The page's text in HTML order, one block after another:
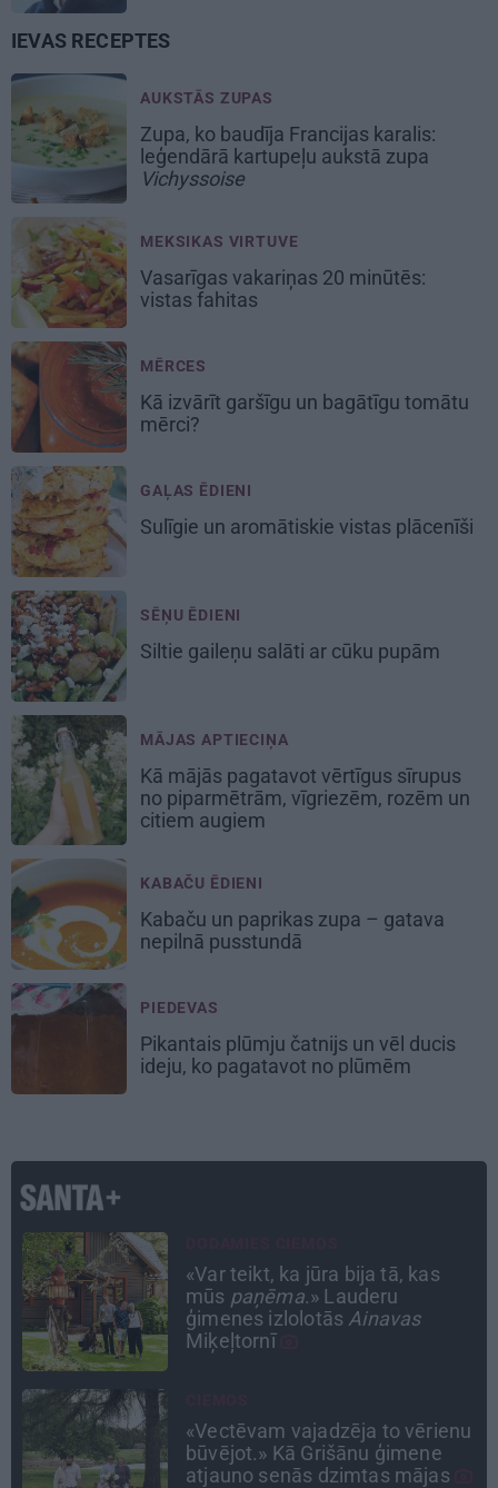
IEVAS RECEPTES
AUKSTĀS ZUPAS
Zupa, ko baudīja Francijas karalis:
leģendārā kartupeļu aukstā zupa
Vichyssoise
MEKSIKAS VIRTUVE
Vasarīgas vakariņas 20 minūtēs:
vistas fahitas
MĒRCES
Kā izvārīt garšīgu un bagātīgu tomātu
mērci?
GAĻAS ĒDIENI
Sulīgie un aromātiskie vistas plācenīši
SĒŅU ĒDIENI
Siltie gaileņu salāti ar cūku pupām
MĀJAS APTIECIŅA
Kā mājās pagatavot vērtīgus sīrupus
no piparmētrām, vīgriezēm, rozēm un
citiem augiem
KABAČU ĒDIENI
Kabaču un paprikas zupa – gatava
nepilnā pusstundā
PIEDEVAS
Pikantais plūmju čatnijs un vēl ducis
ideju, ko pagatavot no plūmēm
Grūtāk par atkailināšanos ir
pieņemt sevi. Aktrise Katrīna
Kreile par depresiju, mobingu un
ceļu līdz lielajām lomām
Ciemos: Eklektika bez haosa –
estēta mājoklis ar skatu uz
Rīgas centra jumtiem